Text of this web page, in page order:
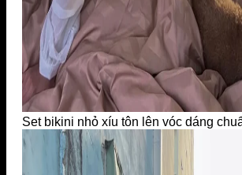
Set bikini nhỏ xíu tôn lên vóc dáng